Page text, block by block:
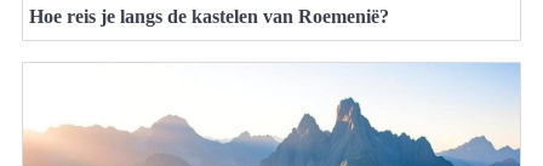
Hoe reis je langs de kastelen van Roemenië?